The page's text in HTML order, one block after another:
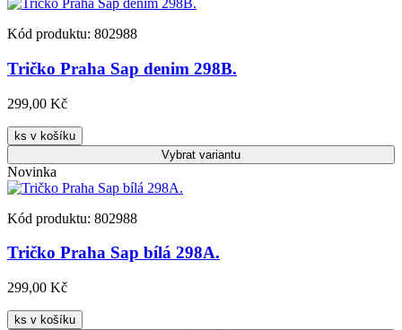
Kód produktu: 802988
Tričko Praha Sap denim 298B.
299,00 Kč
ks v košíku
Vybrat variantu
Novinka
Kód produktu: 802988
Tričko Praha Sap bílá 298A.
299,00 Kč
ks v košíku